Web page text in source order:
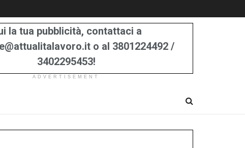
la tua pubblicità, contattaci a
o al 3801224492 /
3402295453!
ADVERTISEMENT